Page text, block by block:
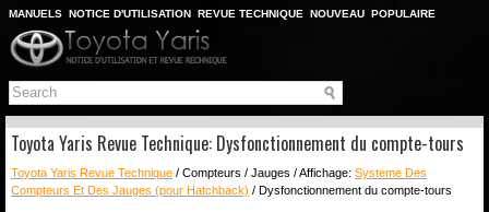
MANUELS NOTICE D'UTILISATION REVUE TECHNIQUE NOUVEAU POPULAIRE
PLAN DU SITE
CHERCHER
Toyota Yaris Revue Technique: Dysfonctionnement du compte-tours
Toyota Yaris Revue Technique / Compteurs / Jauges / Affichage: Systeme Des
Compteurs Et Des Jauges (pour Hatchback) / Dysfonctionnement du compte-tours